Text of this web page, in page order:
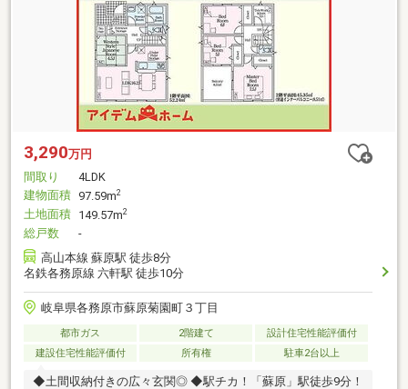
3,290万円
間取り
4LDK
建物面積 97.59m2
土地面積 149.57m2
総戸数
-
高山本線 蘇原駅 徒歩8分
名鉄各務原線 六軒駅 徒歩10分
岐阜県各務原市蘇原菊園町３丁目
都市ガス 2階建て
設計住宅性能評価付
建設住宅性能評価付
所有権 駐車2台以上
◆土間収納付きの広々玄関◎ ◆駅チカ！「蘇原」駅徒歩9分！